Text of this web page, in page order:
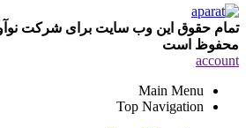
تمام حقوق این وب سایت برای شرکت
محفوظ است
account
Main Menu
Top Navigation